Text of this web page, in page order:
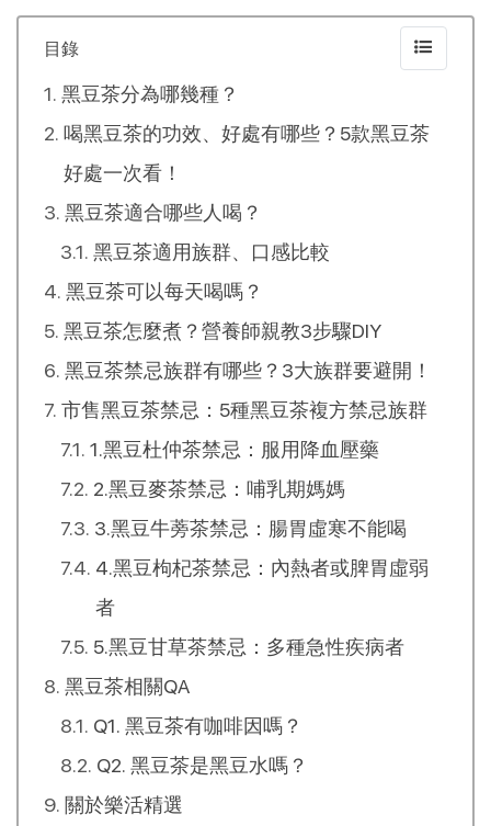
目錄
黑豆茶分為哪幾種？
喝黑豆茶的功效、好處有哪些？5款黑豆茶
好處一次看！
黑豆茶適合哪些人喝？
黑豆茶適用族群、口感比較
黑豆茶可以每天喝嗎？
黑豆茶怎麼煮？營養師親教3步驟DIY
黑豆茶禁忌族群有哪些？3大族群要避開！
市售黑豆茶禁忌：5種黑豆茶複方禁忌族群
1.黑豆杜仲茶禁忌：服用降血壓藥
2.黑豆麥茶禁忌：哺乳期媽媽
3.黑豆牛蒡茶禁忌：腸胃虛寒不能喝
4.黑豆枸杞茶禁忌：內熱者或脾胃虛弱
者
5.黑豆甘草茶禁忌：多種急性疾病者
黑豆茶相關QA
Q1. 黑豆茶有咖啡因嗎？
Q2. 黑豆茶是黑豆水嗎？
關於樂活精選